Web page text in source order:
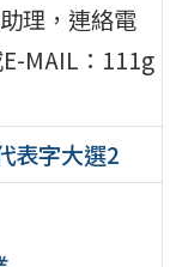
理，連絡電
MAIL：111g
表字大選2